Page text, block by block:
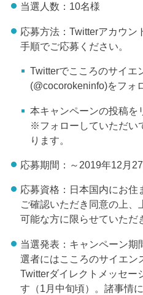
当選人数：10名様
応募方法：Twitterアカウン
手順でご応募ください。
Twitterでこころのサイエ
(@cocorokeninfo)をフォ
本キャンペーンの投稿を
※フォローしていただい
ります。
応募期間：～2019年12月
応募資格：日本国内にお住
ご確認いただき同意の上
可能な方に限らせていただ
当選発表：キャンペーン期
選者にはこころのサイエン
Twitterダイレクトメッセー
す（1月中旬頃）。諸事情